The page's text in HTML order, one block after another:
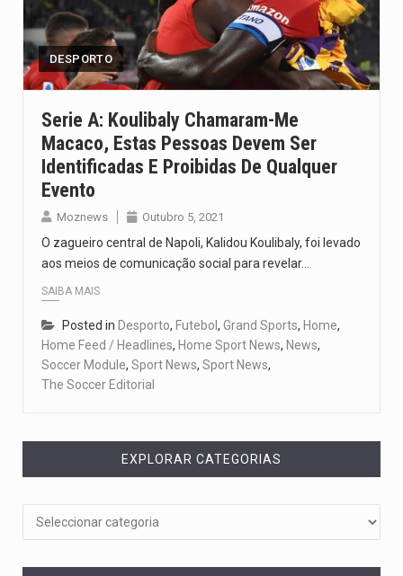
O pagamento marca o desfecho de um dos processos mais…
O programa, cuja implementação está prevista entre abril de 2026…
DESPORTO
Serie A: Koulibaly Chamaram-Me
Macaco, Estas Pessoas Devem Ser
Identificadas E Proibidas De Qualquer
Evento
Moznews Outubro 5, 2021
O zagueiro central de Napoli, Kalidou Koulibaly, foi levado
aos meios de comunicação social para revelar…
SAIBA MAIS
Posted in Desporto, Futebol , Grand Sports, Home,
Home Feed / Headlines, Home Sport News, News,
Soccer Module, Sport News, Sport News,
The Soccer Editorial
EXPLORAR CATEGORIAS